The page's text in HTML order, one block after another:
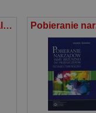
Edukacja kulturalna w Polsce i w Niemczech Inspiracje propozycje koncepcje